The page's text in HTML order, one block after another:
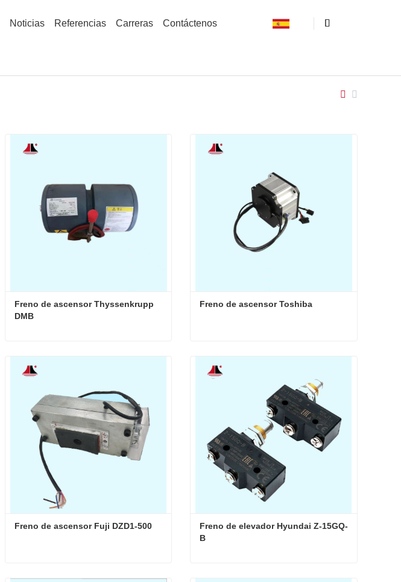
Noticias Referencias Carreras Contáctenos
Freno de ascensor Thyssenkrupp
DMB
Freno de ascensor Thyssenkrupp DMB
Contacta ahora
Freno de ascensor Toshiba
Freno de ascensor Toshiba
Contacta ahora
Freno de ascensor Fuji DZD1-500
Freno de ascensor Fuji DZD1-500
Freno de elevador Hyundai Z-15GQ-
B
Freno de elevador Hyundai Z-15GQ-B